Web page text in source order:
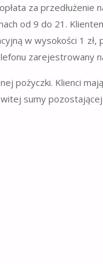
za przedłużenie
od 9 do 21.
w wysokości 1 zł,
zarejestrowany
pożyczki. Klienci
sumy